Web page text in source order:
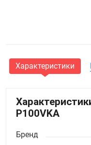
Характеристики
P100VKA
Бренд